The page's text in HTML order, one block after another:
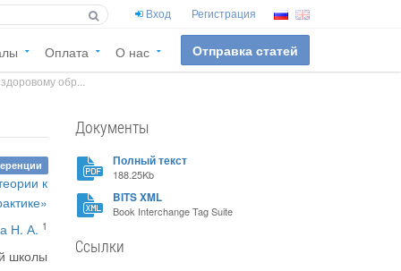
Вход Регистрация
Оплата О нас Отправка статей
обр...
к
Н. А. 1
школы
Документы
Полный текст
188.25Kb
BITS XML
Book Interchange Tag Suite
Ссылки